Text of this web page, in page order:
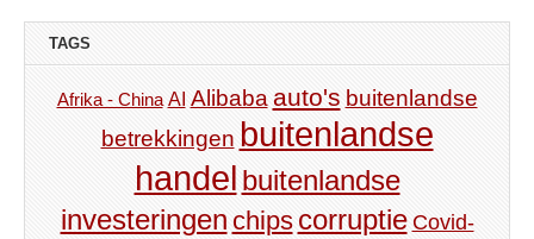
TAGS
Afrika - China AI Alibaba auto's buitenlandse
betrekkingen buitenlandse
handel buitenlandse
investeringen chips corruptie Covid-